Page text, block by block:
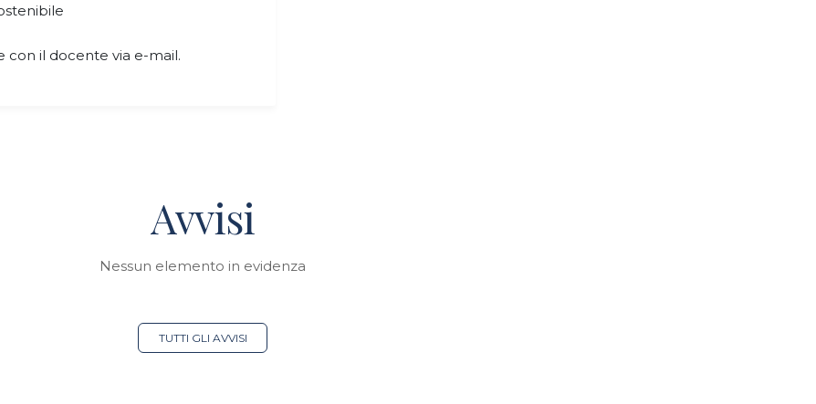
con il docente via e-mail.
Avvisi
Nessun elemento in evidenza
TUTTI GLI AVVISI